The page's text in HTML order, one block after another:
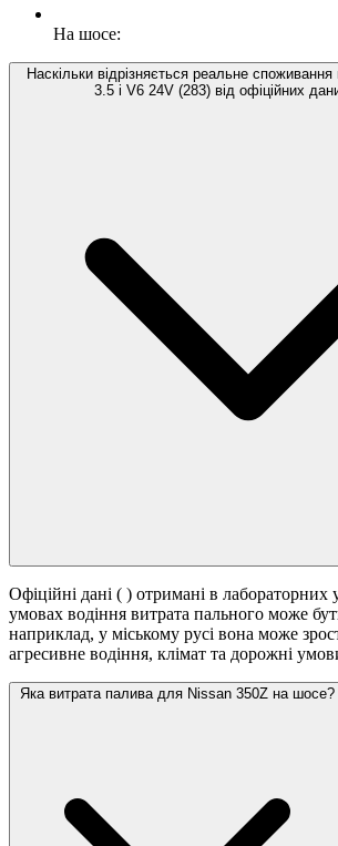
На шосе:
Наскільки відрізняється реальне
3.5 i V6 24V (283) від офіційних
Офіційні дані ( ) отримані в лабораторних
умовах водіння витрата пального може
наприклад, у міському русі вона може
агресивне водіння, клімат та дорожні
Яка витрата палива для Nissan 350Z на шосе?